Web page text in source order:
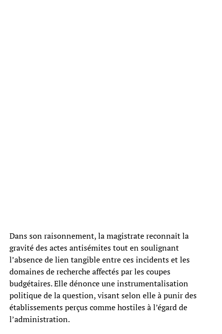
Dans son raisonnement, la magistrate reconnaît la
gravité des actes antisémites tout en soulignant
l’absence de lien tangible entre ces incidents et les
domaines de recherche affectés par les coupes
budgétaires. Elle dénonce une instrumentalisation
politique de la question, visant selon elle à punir des
établissements perçus comme hostiles à l’égard de
l’administration.